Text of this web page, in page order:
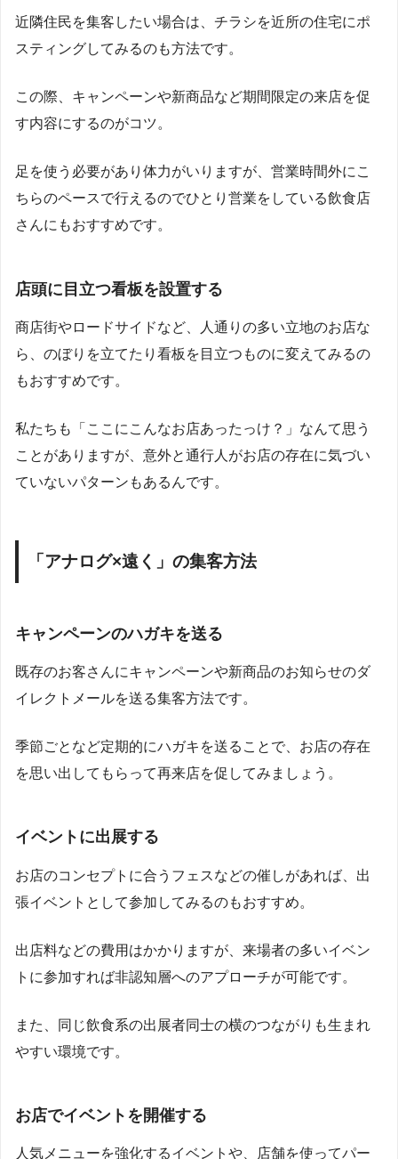
近隣住民を集客したい場合は、チラシを近所の住宅にポ
スティングしてみるのも方法です。
この際、キャンペーンや新商品など期間限定の来店を促
す内容にするのがコツ。
足を使う必要があり体力がいりますが、営業時間外にこ
ちらのペースで行えるのでひとり営業をしている飲食店
さんにもおすすめです。
店頭に目立つ看板を設置する
商店街やロードサイドなど、人通りの多い立地のお店な
ら、のぼりを立てたり看板を目立つものに変えてみるの
もおすすめです。
私たちも「ここにこんなお店あったっけ？」なんて思う
ことがありますが、意外と通行人がお店の存在に気づい
ていないパターンもあるんです。
「アナログ×遠く」の集客方法
キャンペーンのハガキを送る
既存のお客さんにキャンペーンや新商品のお知らせのダ
イレクトメールを送る集客方法です。
季節ごとなど定期的にハガキを送ることで、お店の存在
を思い出してもらって再来店を促してみましょう。
イベントに出展する
お店のコンセプトに合うフェスなどの催しがあれば、出
張イベントとして参加してみるのもおすすめ。
出店料などの費用はかかりますが、来場者の多いイベン
トに参加すれば非認知層へのアプローチが可能です。
また、同じ飲食系の出展者同士の横のつながりも生まれ
やすい環境です。
お店でイベントを開催する
人気メニューを強化するイベントや、店舗を使ってパー